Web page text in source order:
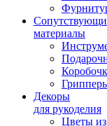
материалы
Декоры
для рукоделия
Цветы